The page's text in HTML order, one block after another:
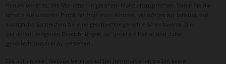
Redaktion ist es, alle Menschen in gleichem Maße anzusprechen. Damit Sie die
Inhalte auf unserem Portal leichter lesen können, verzichten wir bewusst auf
zusätzliche Satzzeichen für eine geschlechtergerechte Schreibweise. Die
personenbezogenen Bezeichnungen auf unserem Portal sind daher
geschlechtsneutral zu verstehen.
Die auf unserer Website bereitgestellten Informationen stellen keine